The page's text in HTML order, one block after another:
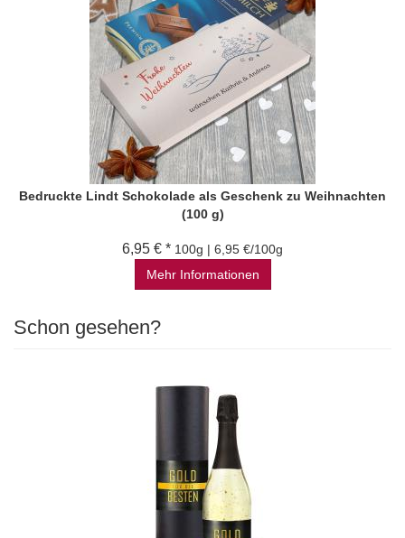
Bedruckte Lindt Schokolade als Geschenk zu Weihnachten
(100 g)
6,95 € * 100g | 6,95 €/100g
Mehr Informationen
Schon gesehen?